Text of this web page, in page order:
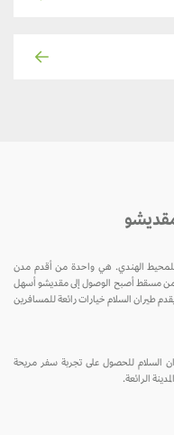
الهندي. هي واحدة من أقدم مدن
من مسقط أصبح الوصول إلى مقديشو أسهل
السلام خيارات رائعة للمسافرين
للحصول على تجربة سفر مريحة
الرائعة.